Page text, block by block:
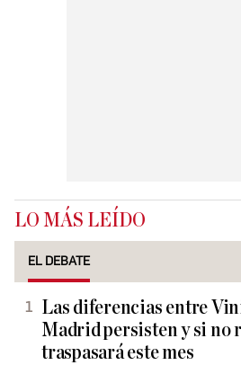
LO MÁS LEÍDO
EL DEBATE
Las diferencias entre
Madrid persisten y si no
traspasará este mes